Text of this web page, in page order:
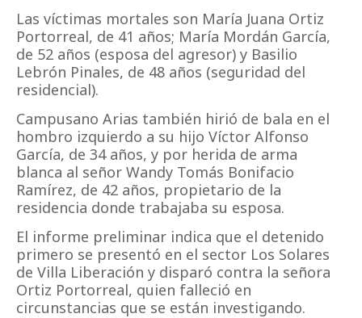
Las víctimas mortales son María Juana Ortiz
Portorreal, de 41 años; María Mordán García,
de 52 años (esposa del agresor) y Basilio
Lebrón Pinales, de 48 años (seguridad del
residencial).
Campusano Arias también hirió de bala en el
hombro izquierdo a su hijo Víctor Alfonso
García, de 34 años, y por herida de arma
blanca al señor Wandy Tomás Bonifacio
Ramírez, de 42 años, propietario de la
residencia donde trabajaba su esposa.
El informe preliminar indica que el detenido
primero se presentó en el sector Los Solares
de Villa Liberación y disparó contra la señora
Ortiz Portorreal, quien falleció en
circunstancias que se están investigando.